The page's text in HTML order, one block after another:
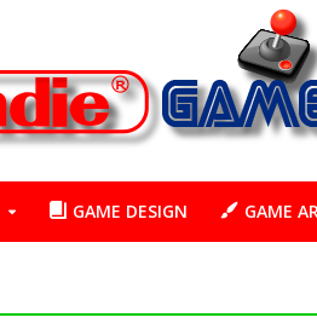
GAME DESIGN GAME